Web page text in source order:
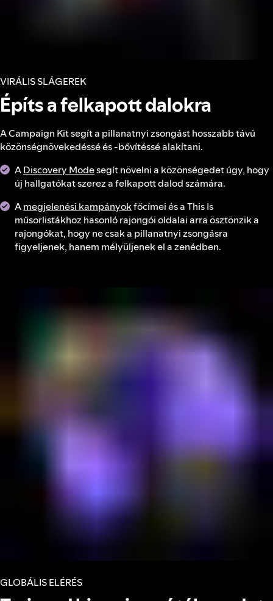
VIRÁLIS SLÁGEREK
Építs a felkapott dalokra
A Campaign Kit segít a pillanatnyi zsongást hosszabb távú
közönségnövekedéssé és -bővítéssé alakítani.
ADiscovery Modesegít növelni a közönségedet úgy, hogy
új hallgatókat szerez a felkapott dalod számára.
Amegjelenési kampányokfőcímei és a This Is
műsorlistákhoz hasonló rajongói oldalai arra ösztönzik a
rajongókat, hogy ne csak a pillanatnyi zsongásra
figyeljenek, hanem mélyüljenek el a zenédben.
GLOBÁLIS ELÉRÉS